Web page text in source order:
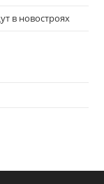
в новостроях